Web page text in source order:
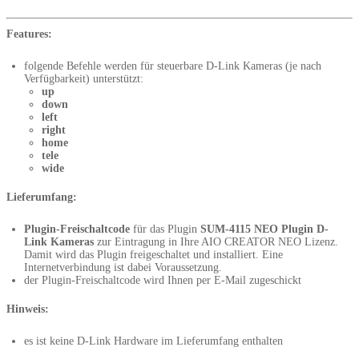
Features:
folgende Befehle werden für steuerbare D-Link Kameras (je nach
Verfügbarkeit) unterstützt:
up
down
left
right
home
tele
wide
Lieferumfang:
Plugin-Freischaltcode für das Plugin SUM-4115 NEO Plugin D-
Link Kameras zur Eintragung in Ihre AIO CREATOR NEO Lizenz.
Damit wird das Plugin freigeschaltet und installiert. Eine
Internetverbindung ist dabei Voraussetzung.
der Plugin-Freischaltcode wird Ihnen per E-Mail zugeschickt
Hinweis:
es ist keine D-Link Hardware im Lieferumfang enthalten